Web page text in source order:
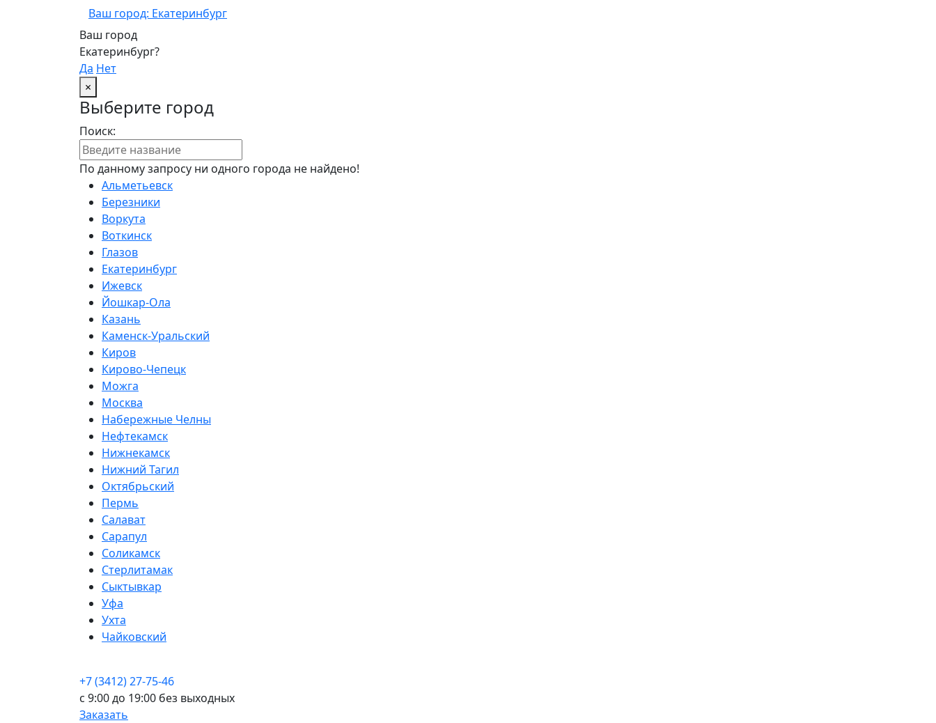
Ваш город: Екатеринбург
Ваш город
Екатеринбург?
Да Нет
×
Выберите город
Поиск:
По данному запросу ни одного города не найдено!
Альметьевск
Березники
Воркута
Воткинск
Глазов
Екатеринбург
Ижевск
Йошкар-Ола
Казань
Каменск-Уральский
Киров
Кирово-Чепецк
Можга
Москва
Набережные Челны
Нефтекамск
Нижнекамск
Нижний Тагил
Октябрьский
Пермь
Салават
Сарапул
Соликамск
Стерлитамак
Сыктывкар
Уфа
Ухта
Чайковский
+7 (3412) 27-75-46
c 9:00 до 19:00 без выходных
Заказать